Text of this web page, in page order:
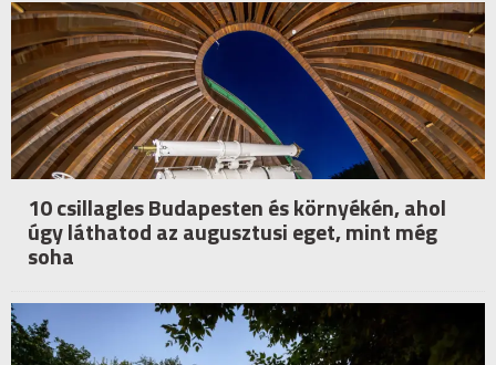
10 csillagles Budapesten és környékén, ahol
úgy láthatod az augusztusi eget, mint még
soha